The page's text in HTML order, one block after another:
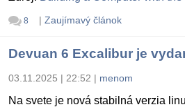
8 | Zaujímavý článok
Devuan 6 Excalibur je
03.11.2025 | 22:52 | menom
Na svete je nová stabilná verzia